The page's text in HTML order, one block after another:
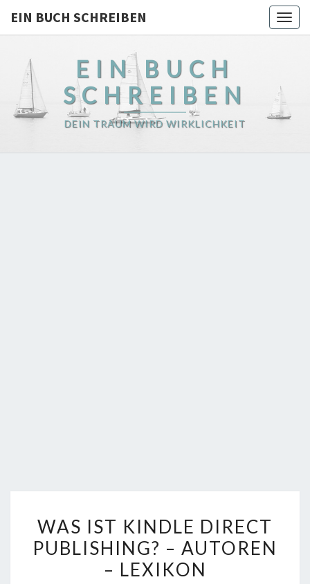
EIN BUCH SCHREIBEN
EIN BUCH
SCHREIBEN
DEIN TRAUM WIRD WIRKLICHKEIT
IST
KINDLE
DIRECT
WAS IST KINDLE DIRECT
PUBLISHING? – AUTOREN
– LEXIKON